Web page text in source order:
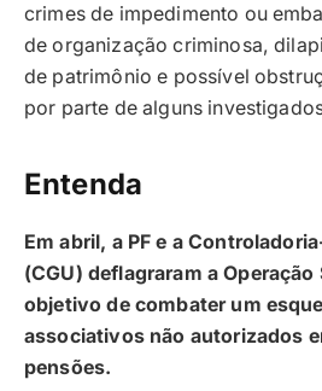
crimes de impedimento ou
de organização criminosa,
de patrimônio e possível
por parte de alguns
Entenda
Em abril, a PF e a
(CGU) deflagraram a
objetivo de combater um
associativos não autorizados
pensões.